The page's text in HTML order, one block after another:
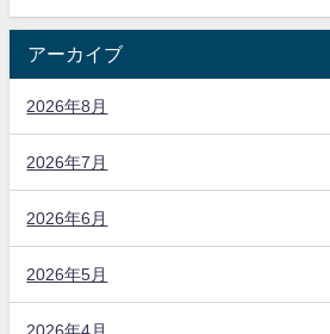
アーカイブ
2026年8月
2026年7月
2026年6月
2026年5月
2026年4月